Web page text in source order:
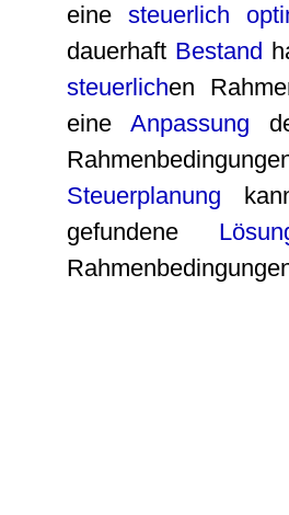
einesteuerlich
dauerhaft Bestand
steuerlichen
eine Anpassung
Steuerplanung
gefundene